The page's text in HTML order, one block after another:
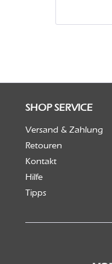
SHOP SERVICE
Versand & Zahlung
Retouren
Kontakt
Hilfe
Tipps